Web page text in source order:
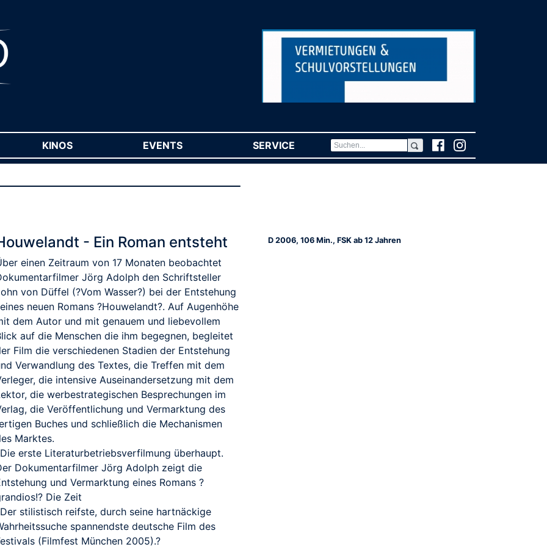
KINOS EVENTS SERVICE (CURRENT)
- Ein Roman entsteht
einen Zeitraum von 17 Monaten beobachtet
Jörg Adolph den Schriftsteller
von Düffel (?Vom Wasser?) bei der Entstehung
neuen Romans ?Houwelandt?. Auf Augenhöhe
dem Autor und mit genauem und liebevollem
auf die Menschen die ihm begegnen, begleitet
Film die verschiedenen Stadien der Entstehung
Verwandlung des Textes, die Treffen mit dem
die intensive Auseinandersetzung mit dem
die werbestrategischen Besprechungen im
die Veröffentlichung und Vermarktung des
Buches und schließlich die Mechanismen
Marktes.
erste Literaturbetriebsverfilmung überhaupt.
Dokumentarfilmer Jörg Adolph zeigt die
und Vermarktung eines Romans ?
Die Zeit
stilistisch reifste, durch seine hartnäckige
spannendste deutsche Film des
(Filmfest München 2005).?
D 2006, 106 Min., FSK ab 12 Jahren